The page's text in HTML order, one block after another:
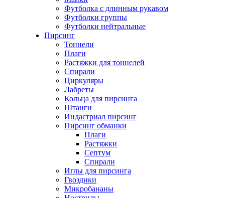
Футболка с длинным рукавом
Футболки группы
Футболки нейтральные
Пирсинг
Тоннели
Плаги
Растяжки для тоннелей
Спирали
Циркуляры
Лабреты
Кольца для пирсинга
Штанги
Индастриал пирсинг
Пирсинг обманки
Плаги
Растяжки
Септум
Спирали
Иглы для пирсинга
Гвоздики
Микробананы